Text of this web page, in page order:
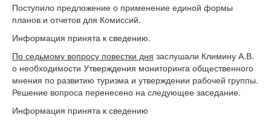
Поступило предложение о применение единой формы
планов и отчетов для Комиссий.
Информация принята к сведению.
По седьмому вопросу повестки дня заслушали Климину А.В.
о необходимости Утверждения мониторинга общественного
мнения по развитию туризма и утверждении рабочей группы.
Решение вопроса перенесено на следующее заседание.
Информация принята к сведению